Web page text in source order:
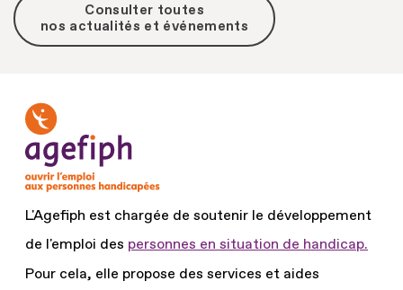
Consulter toutes
nos actualités et événements
L'Agefiph est chargée de soutenir le développement
de l'emploi des personnes en situation de handicap.
Pour cela, elle propose des services et aides